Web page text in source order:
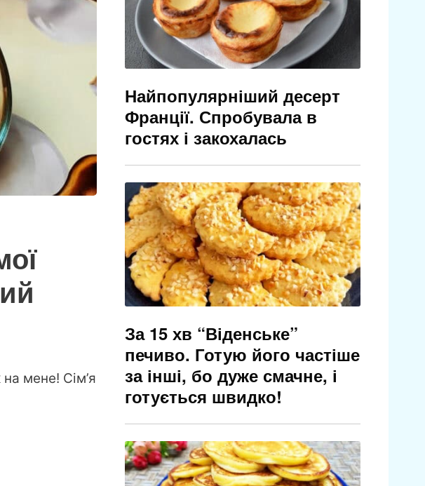
мене! Сім’я
Найпопулярніший десерт
Франції. Спробувала в
гостях і закохалась
За 15 хв “Віденське”
печиво. Готую його частіше
за інші, бо дуже смачне, і
готується швидко!